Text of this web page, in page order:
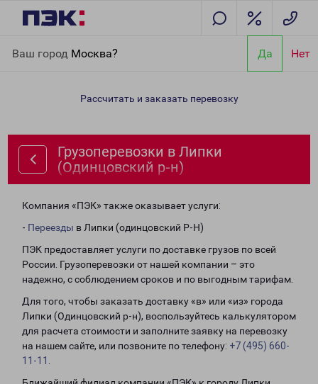
Ваш город Москва? Да Нет
р-н)
Рассчитать и заказать перевозку
Грузоперевозки в Липки
(Одинцовский р-н)
Компания «ПЭК» также оказывает услуги:
- Переезды в Липки (одинцовский Р-Н)
ПЭК предоставляет услуги по доставке грузов по всей
России. Грузоперевозки от нашей компании – это
надежно, с соблюдением сроков и по выгодным тарифам.
Для того, чтобы заказать доставку «в» или «из» города
Липки (Одинцовский р-н), воспользуйтесь калькулятором
для расчета стоимости и заполните заявку на перевозку
на нашем сайте, или позвоните по телефону: +7 (495) 660-
11-11